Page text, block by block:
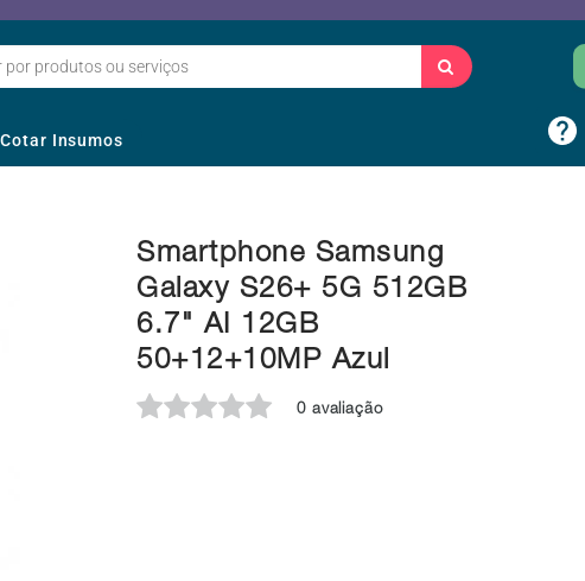
Cotar Insumos
Smartphone Samsung
Galaxy S26+ 5G 512GB
6.7" AI 12GB
50+12+10MP Azul
0 avaliação